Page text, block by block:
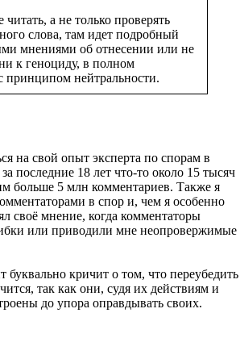
а не только проверять
слова, там идет подробный
мнениями об отнесении или не
к геноциду, в полном
принципом нейтральности.
на свой опыт эксперта по спорам в
последние 18 лет что-то около 15 тысяч
больше 5 млн комментариев. Также я
в спор и, чем я особенно
своё мнение, когда комментаторы
или приводили мне неопровержимые
буквально кричит о том, что переубедить
так как они, судя их действиям и
до упора оправдывать своих.